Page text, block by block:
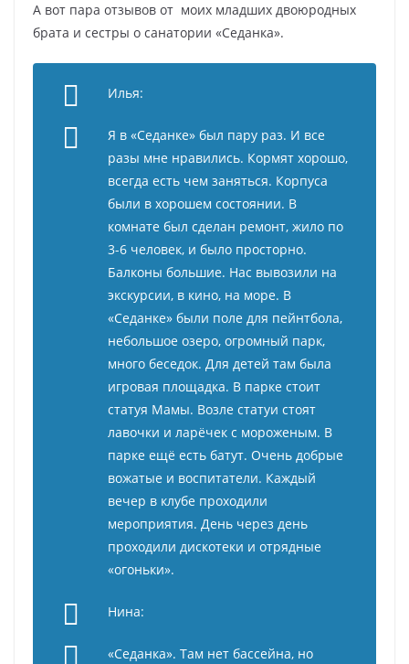
А вот пара отзывов от моих младших двоюродных
брата и сестры о санатории «Седанка».
Илья:
Я в «Седанке» был пару раз. И все
разы мне нравились. Кормят хорошо,
всегда есть чем заняться. Корпуса
были в хорошем состоянии. В
комнате был сделан ремонт, жило по
3-6 человек, и было просторно.
Балконы большие. Нас вывозили на
экскурсии, в кино, на море. В
«Седанке» были поле для пейнтбола,
небольшое озеро, огромный парк,
много беседок. Для детей там была
игровая площадка. В парке стоит
статуя Мамы. Возле статуи стоят
лавочки и ларёчек с мороженым. В
парке ещё есть батут. Очень добрые
вожатые и воспитатели. Каждый
вечер в клубе проходили
мероприятия. День через день
проходили дискотеки и отрядные
«огоньки».
Нина:
«Седанка». Там нет бассейна, но